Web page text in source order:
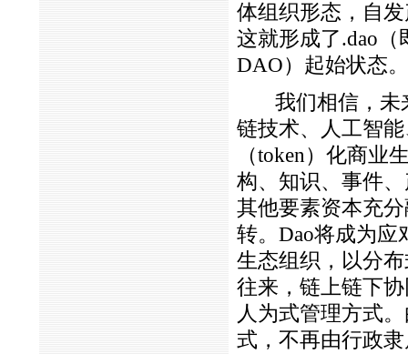
体组织形态，自
这就形成了.dao（
DAO）起始状态。
我们相信，未
链技术、人工智
（token）化商业
构、知识、事件
其他要素资本充
转。Dao将成为应
生态组织，以分
往来，链上链下
人为式管理方式
式，不再由行政